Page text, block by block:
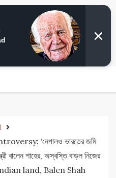
News
‘নেপালও ভারতের জমি
বালেন শাহের, অস্বস্তি বাড়ল নিজের
land, Balen Shah